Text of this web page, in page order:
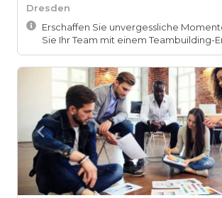
Dresden
Erschaffen Sie unvergessliche
Sie Ihr Team mit einem Teambuilding-